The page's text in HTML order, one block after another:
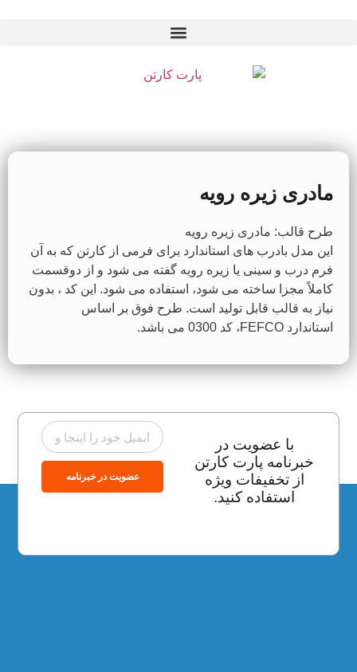
مادری زیره رویه
طرح قالب: مادری زیره رویه
این مدل بادرب های استاندارد برای فرمی از کارتن که به آن
فرم درب و سینی یا زیره رویه گفته می شود و از دوقسمت
کاملاً مجزا ساخته می شود، استفاده می شود. این کد ، بدون
نیاز به قالب قابل تولید است. طرح فوق بر اساس
استاندارد FEFCO، کد 0300 می باشد.
با عضویت در
خبرنامه پارت کارتن
از تخفیفات ویژه
استفاده کنید.
عضویت در خبرنامه